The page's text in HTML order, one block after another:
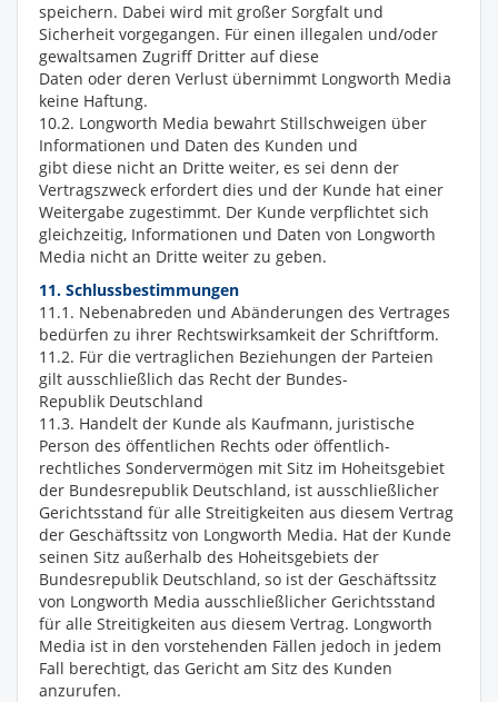
speichern. Dabei wird mit großer Sorgfalt und
Sicherheit vorgegangen. Für einen illegalen und/oder
gewaltsamen Zugriff Dritter auf diese
Daten oder deren Verlust übernimmt Longworth Media
keine Haftung.
10.2. Longworth Media bewahrt Stillschweigen über
Informationen und Daten des Kunden und
gibt diese nicht an Dritte weiter, es sei denn der
Vertragszweck erfordert dies und der Kunde hat einer
Weitergabe zugestimmt. Der Kunde verpflichtet sich
gleichzeitig, Informationen und Daten von Longworth
Media nicht an Dritte weiter zu geben.
11. Schlussbestimmungen
11.1. Nebenabreden und Abänderungen des Vertrages
bedürfen zu ihrer Rechtswirksamkeit der Schriftform.
11.2. Für die vertraglichen Beziehungen der Parteien
gilt ausschließlich das Recht der Bundes-
Republik Deutschland
11.3. Handelt der Kunde als Kaufmann, juristische
Person des öffentlichen Rechts oder öffentlich-
rechtliches Sondervermögen mit Sitz im Hoheitsgebiet
der Bundesrepublik Deutschland, ist ausschließlicher
Gerichtsstand für alle Streitigkeiten aus diesem Vertrag
der Geschäftssitz von Longworth Media. Hat der Kunde
seinen Sitz außerhalb des Hoheitsgebiets der
Bundesrepublik Deutschland, so ist der Geschäftssitz
von Longworth Media ausschließlicher Gerichtsstand
für alle Streitigkeiten aus diesem Vertrag. Longworth
Media ist in den vorstehenden Fällen jedoch in jedem
Fall berechtigt, das Gericht am Sitz des Kunden
anzurufen.